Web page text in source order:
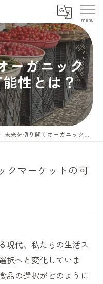
ーガニック
性とは？
未来を切り開くオーガニックマーケットの可能性とは？
クマーケットの可
現代、私たちの生活ス
択へと変化していま
品の選択がどのように